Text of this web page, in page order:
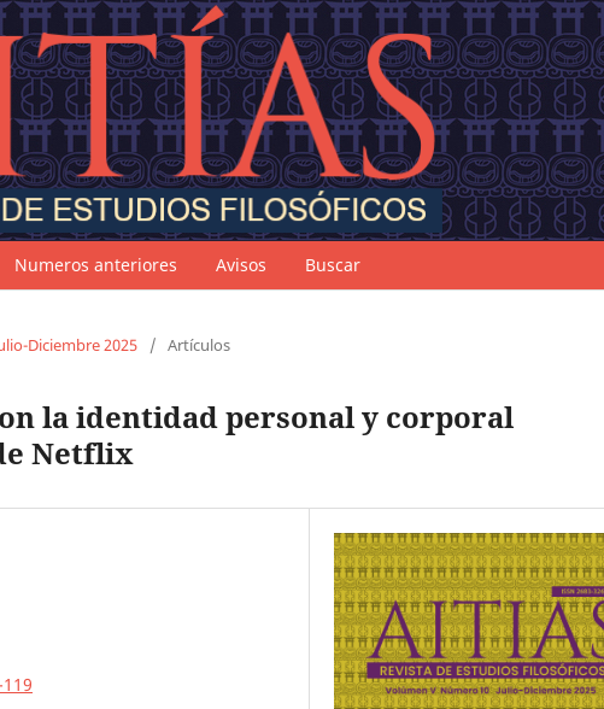
Numeros anteriores Avisos Buscar
Diciembre 2025 / Artículos
la identidad personal y corporal
Netflix